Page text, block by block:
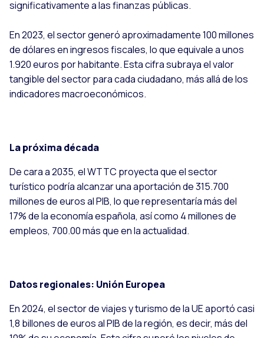
significativamente a las finanzas públicas.
En 2023, el sector generó aproximadamente 100 millones
de dólares en ingresos fiscales, lo que equivale a unos
1.920 euros por habitante. Esta cifra subraya el valor
tangible del sector para cada ciudadano, más allá de los
indicadores macroeconómicos.
La próxima década
De cara a 2035, el WTTC proyecta que el sector
turístico podría alcanzar una aportación de 315.700
millones de euros al PIB, lo que representaría más del
17% de la economía española, así como 4 millones de
empleos, 700.00 más que en la actualidad.
Datos regionales: Unión Europea
En 2024, el sector de viajes y turismo de la UE aportó casi
1,8 billones de euros al PIB de la región, es decir, más del